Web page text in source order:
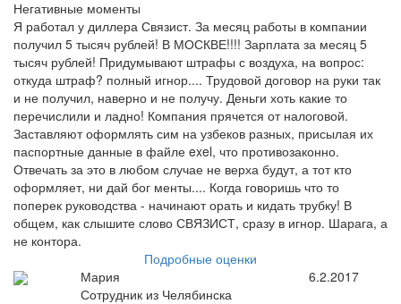
Негативные моменты
Я работал у диллера Связист. За месяц работы в компании
получил 5 тысяч рублей! В МОСКВЕ!!!! Зарплата за месяц 5
тысяч рублей! Придумывают штрафы с воздуха, на вопрос:
откуда штраф? полный игнор.... Трудовой договор на руки так
и не получил, наверно и не получу. Деньги хоть какие то
перечислили и ладно! Компания прячется от налоговой.
Заставляют оформлять сим на узбеков разных, присылая их
паспортные данные в файле exel, что противозаконно.
Отвечать за это в любом случае не верха будут, а тот кто
оформляет, ни дай бог менты.... Когда говоришь что то
поперек руководства - начинают орать и кидать трубку! В
общем, как слышите слово СВЯЗИСТ, сразу в игнор. Шарага, а
не контора.
Подробные оценки
Мария
Сотрудник из Челябинска
6.2.2017